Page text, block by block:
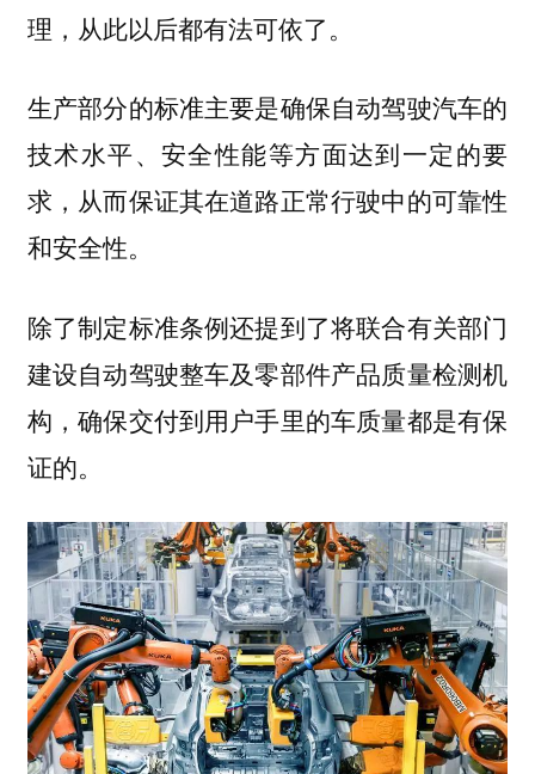
理，从此以后都有法可依了。
生产部分的标准主要是确保自动驾驶汽车的
技术水平、安全性能等方面达到一定的要
求，从而保证其在道路正常行驶中的可靠性
和安全性。
除了制定标准条例还提到了将联合有关部门
建设自动驾驶整车及零部件产品质量检测机
构，确保交付到用户手里的车质量都是有保
证的。